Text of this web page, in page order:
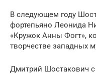
В следующем году
фортепьяно Леонида
«Кружок Анны Фогт»,
творчестве западных
Дмитрий Шостакович